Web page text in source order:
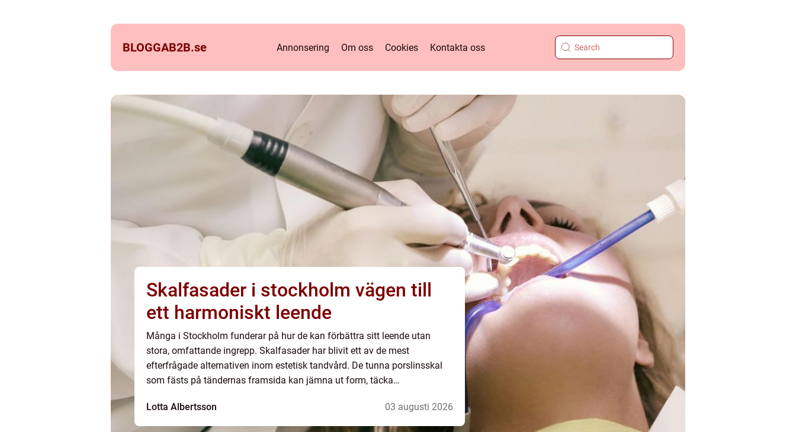
BLOGGAB2B.se Annonsering Om oss Cookies Kontakta oss
Skalfasader i stockholm vägen till
ett harmoniskt leende
Många i Stockholm funderar på hur de kan förbättra sitt leende utan
stora, omfattande ingrepp. Skalfasader har blivit ett av de mest
efterfrågade alternativen inom estetisk tandvård. De tunna porslinsskal
som fästs på tändernas framsida kan jämna ut form, täcka
som söker skalfasade...
Lotta Albertsson 03 augusti 2026